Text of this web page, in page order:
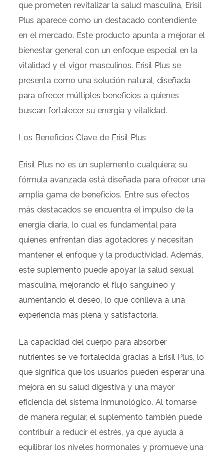
que prometen revitalizar la salud masculina, Erisil
Plus aparece como un destacado contendiente
en el mercado. Este producto apunta a mejorar el
bienestar general con un enfoque especial en la
vitalidad y el vigor masculinos. Erisil Plus se
presenta como una solución natural, diseñada
para ofrecer múltiples beneficios a quienes
buscan fortalecer su energía y vitalidad.
Los Beneficios Clave de Erisil Plus
Erisil Plus no es un suplemento cualquiera; su
fórmula avanzada está diseñada para ofrecer una
amplia gama de beneficios. Entre sus efectos
más destacados se encuentra el impulso de la
energía diaria, lo cual es fundamental para
quienes enfrentan días agotadores y necesitan
mantener el enfoque y la productividad. Además,
este suplemento puede apoyar la salud sexual
masculina, mejorando el flujo sanguíneo y
aumentando el deseo, lo que conlleva a una
experiencia más plena y satisfactoria.
La capacidad del cuerpo para absorber
nutrientes se ve fortalecida gracias a Erisil Plus, lo
que significa que los usuarios pueden esperar una
mejora en su salud digestiva y una mayor
eficiencia del sistema inmunológico. Al tomarse
de manera regular, el suplemento también puede
contribuir a reducir el estrés, ya que ayuda a
equilibrar los niveles hormonales y promueve una